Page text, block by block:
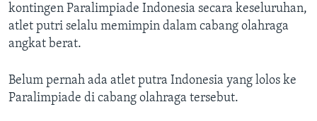
kontingen Paralimpiade Indonesia secara keseluruhan,
atlet putri selalu memimpin dalam cabang olahraga
angkat berat.
Belum pernah ada atlet putra Indonesia yang lolos ke
Paralimpiade di cabang olahraga tersebut.